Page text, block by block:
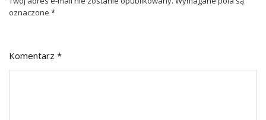
oznaczone *
Komentarz *